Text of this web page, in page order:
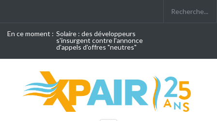
En ce moment : Solaire : des développeurs
s'insurgent contre l'annonce
d'appels d'offres "neutres"